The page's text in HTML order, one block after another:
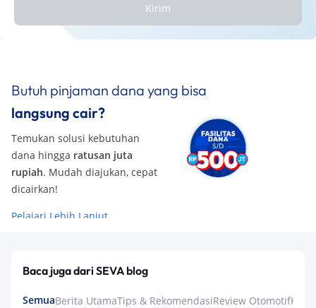
Kirim
Butuh pinjaman dana yang bisa
langsung cair?
Temukan solusi kebutuhan
dana hingga ratusan juta
rupiah. Mudah diajukan, cepat
dicairkan!
Pelajari Lebih Lanjut
Baca juga dari SEVA blog
SemuaBerita UtamaTips & RekomendasiReview Otomotif